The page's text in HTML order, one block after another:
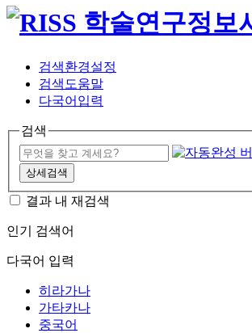
검색환경설정
검색도움말
다국어입력
검색
상세검색
결과 내 재검색
인기 검색어
다국어 입력
히라가나
가타카나
중국어